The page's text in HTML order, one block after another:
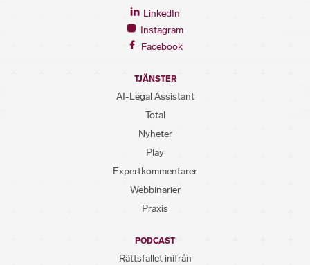
LinkedIn
Instagram
Facebook
TJÄNSTER
AI-Legal Assistant
Total
Nyheter
Play
Expertkommentarer
Webbinarier
Praxis
PODCAST
Rättsfallet inifrån